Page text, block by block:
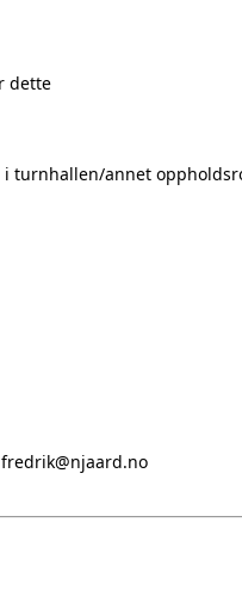
dette
i turnhallen/annet